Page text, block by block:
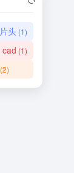
片头(1)
cad (1)
(2)